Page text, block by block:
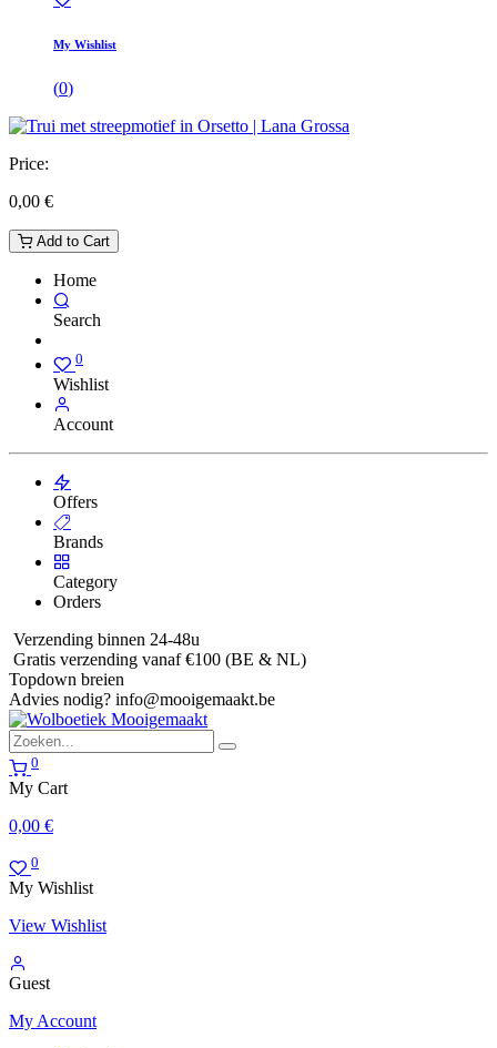
My Wishlist
(0)
Price:
0,00 €
Add to Cart
Home
Search
0
Wishlist
Account
Offers
Brands
Category
Orders
Verzending binnen 24-48u
Gratis verzending vanaf €100 (BE & NL)
Topdown breien
Advies nodig? info@mooigemaakt.be
0
My Cart
0,00 €
0
My Wishlist
View Wishlist
Guest
My Account